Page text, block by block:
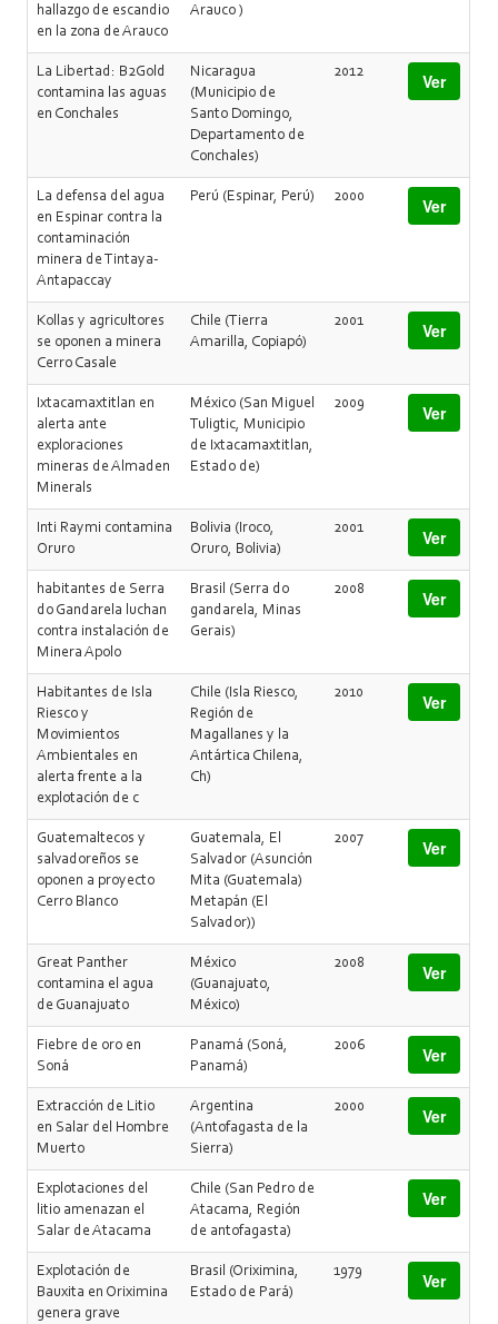
hallazgo de escandio
en la zona de Arauco
Arauco )
La Libertad: B2Gold
contamina las aguas
en Conchales
Nicaragua
(Municipio de
Santo Domingo,
Departamento de
Conchales)
2012 Ver
La defensa del agua
en Espinar contra la
contaminación
minera de Tintaya-
Antapaccay
Perú (Espinar, Perú) 2000 Ver
Kollas y agricultores
se oponen a minera
Cerro Casale
Chile (Tierra
Amarilla, Copiapó)
2001 Ver
Ixtacamaxtitlan en
alerta ante
exploraciones
mineras de Almaden
Minerals
México (San Miguel
Tuligtic, Municipio
de Ixtacamaxtitlan,
Estado de)
2009 Ver
Inti Raymi contamina
Oruro
Bolivia (Iroco,
Oruro, Bolivia)
2001 Ver
habitantes de Serra
do Gandarela luchan
contra instalación de
Minera Apolo
Brasil (Serra do
gandarela, Minas
Gerais)
2008 Ver
Habitantes de Isla
Riesco y
Movimientos
Ambientales en
alerta frente a la
explotación de c
Chile (Isla Riesco,
Región de
Magallanes y la
Antártica Chilena,
Ch)
2010 Ver
Guatemaltecos y
salvadoreños se
oponen a proyecto
Cerro Blanco
Guatemala, El
Salvador (Asunción
Mita (Guatemala)
Metapán (El
Salvador))
2007 Ver
Great Panther
contamina el agua
de Guanajuato
México
(Guanajuato,
México)
2008 Ver
Fiebre de oro en
Soná
Panamá (Soná,
Panamá)
2006 Ver
Extracción de Litio
en Salar del Hombre
Muerto
Argentina
(Antofagasta de la
Sierra)
2000 Ver
Explotaciones del
litio amenazan el
Salar de Atacama
Chile (San Pedro de
Atacama, Región
de antofagasta)
Ver
Explotación de
Bauxita en Oriximina
genera grave
Brasil (Oriximina,
Estado de Pará)
1979 Ver